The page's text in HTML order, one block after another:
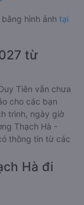
hình ảnh tại
từ
Tiên vẫn chưa
cho các bạn
trình, ngày giờ
Thạch Hà -
thông tin từ các
Hà đi